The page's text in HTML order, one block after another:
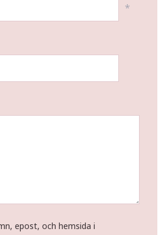
*
epost, och hemsida i